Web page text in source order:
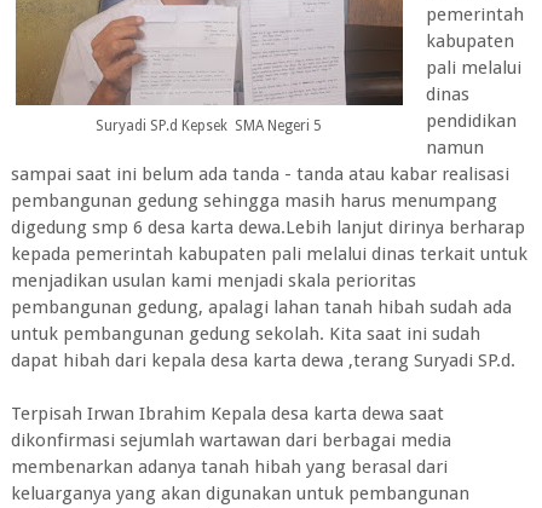
Suryadi SP.d Kepsek SMA Negeri 5
pemerintah
kabupaten
pali melalui
dinas
pendidikan
namun
sampai saat ini belum ada tanda - tanda atau kabar realisasi
pembangunan gedung sehingga masih harus menumpang
digedung smp 6 desa karta dewa.Lebih lanjut dirinya berharap
kepada pemerintah kabupaten pali melalui dinas terkait untuk
menjadikan usulan kami menjadi skala perioritas
pembangunan gedung, apalagi lahan tanah hibah sudah ada
untuk pembangunan gedung sekolah. Kita saat ini sudah
dapat hibah dari kepala desa karta dewa ,terang Suryadi SP.d.
Terpisah Irwan Ibrahim Kepala desa karta dewa saat
dikonfirmasi sejumlah wartawan dari berbagai media
membenarkan adanya tanah hibah yang berasal dari
keluarganya yang akan digunakan untuk pembangunan